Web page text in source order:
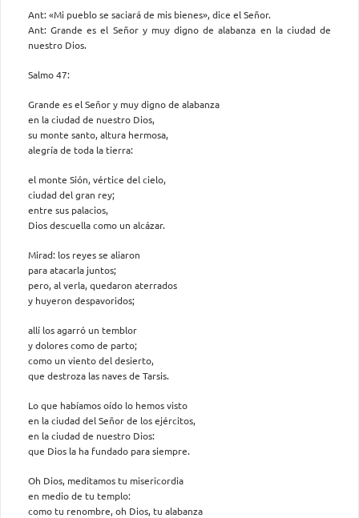
Ant: «Mi pueblo se saciará de mis bienes», dice el Señor.
Ant: Grande es el Señor y muy digno de alabanza en la ciudad de
nuestro Dios.
Salmo 47:
Grande es el Señor y muy digno de alabanza
en la ciudad de nuestro Dios,
su monte santo, altura hermosa,
alegría de toda la tierra:
el monte Sión, vértice del cielo,
ciudad del gran rey;
entre sus palacios,
Dios descuella como un alcázar.
Mirad: los reyes se aliaron
para atacarla juntos;
pero, al verla, quedaron aterrados
y huyeron despavoridos;
allí los agarró un temblor
y dolores como de parto;
como un viento del desierto,
que destroza las naves de Tarsis.
Lo que habíamos oído lo hemos visto
en la ciudad del Señor de los ejércitos,
en la ciudad de nuestro Dios:
que Dios la ha fundado para siempre.
Oh Dios, meditamos tu misericordia
en medio de tu templo:
como tu renombre, oh Dios, tu alabanza